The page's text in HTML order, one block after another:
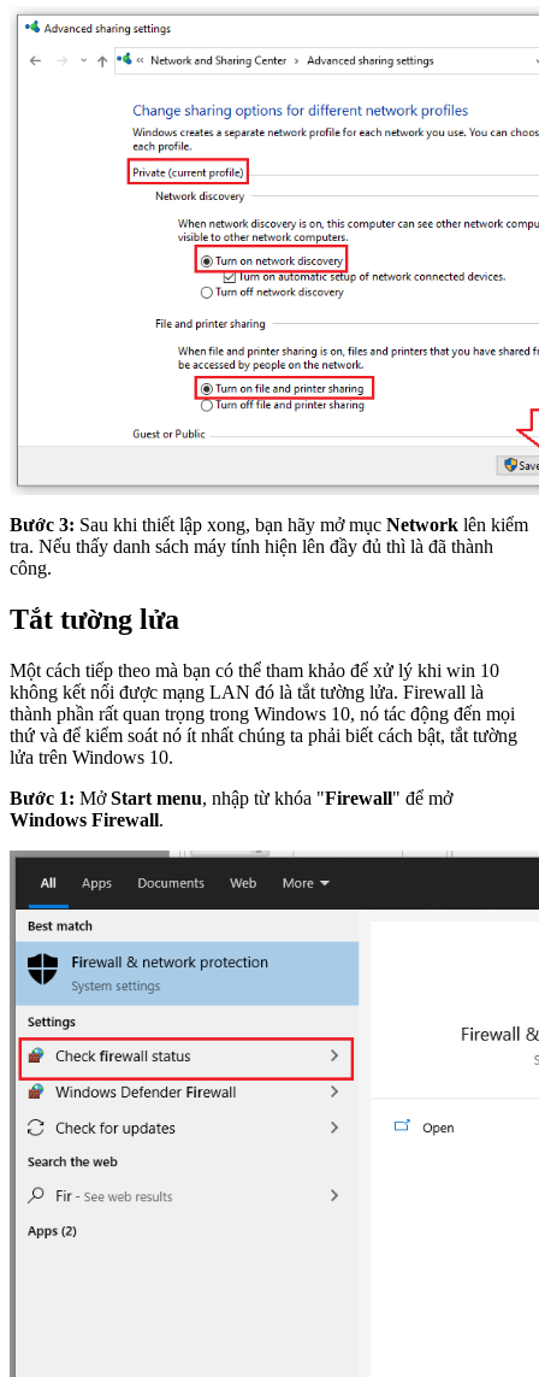
Bước 3: Sau khi thiết lập xong, bạn hãy mở mục Network lên kiểm
tra. Nếu thấy danh sách máy tính hiện lên đầy đủ thì là đã thành
công.
Tắt tường lửa
Một cách tiếp theo mà bạn có thể tham khảo để xử lý khi win 10
không kết nối được mạng LAN đó là tắt tường lửa. Firewall là
thành phần rất quan trọng trong Windows 10, nó tác động đến mọi
thứ và để kiểm soát nó ít nhất chúng ta phải biết cách bật, tắt tường
lửa trên Windows 10.
Bước 1: MởStart menu, nhập từ khóa "Firewall" để mở
Windows Firewall.